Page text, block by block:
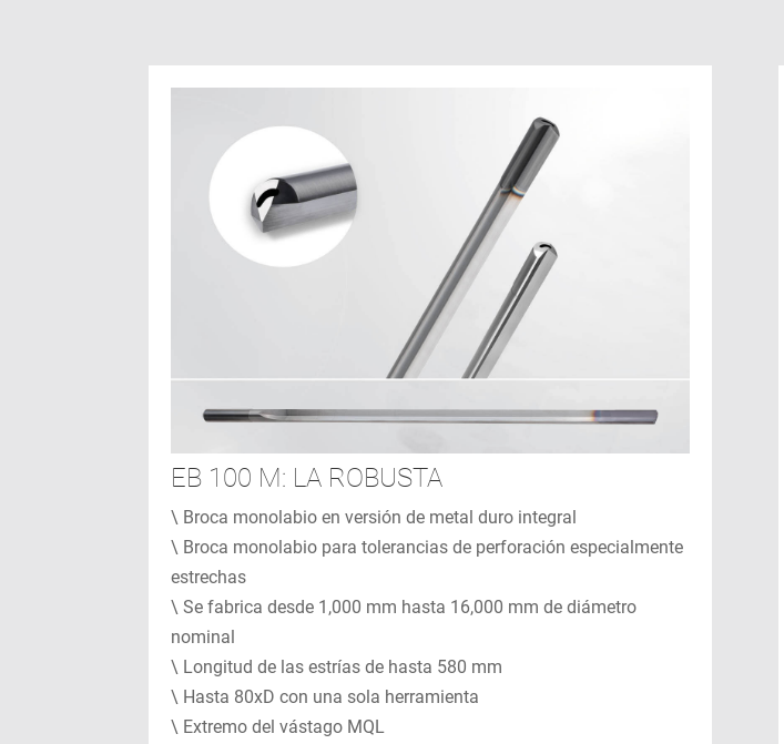
EB 100 M: LA ROBUSTA
\ Broca monolabio en versión de metal duro integral
\ Broca monolabio para tolerancias de perforación especialmente
estrechas
\ Se fabrica desde 1,000 mm hasta 16,000 mm de diámetro
nominal
\ Longitud de las estrías de hasta 580 mm
\ Hasta 80xD con una sola herramienta
\ Extremo del vástago MQL